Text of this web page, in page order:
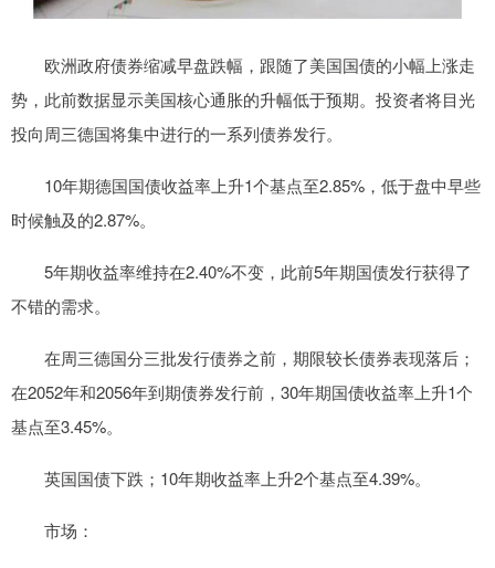
欧洲政府债券缩减早盘跌幅，跟随了美国国债的小幅上涨走
势，此前数据显示美国核心通胀的升幅低于预期。投资者将目光
投向周三德国将集中进行的一系列债券发行。
10年期德国国债收益率上升1个基点至2.85%，低于盘中早些
时候触及的2.87%。
5年期收益率维持在2.40%不变，此前5年期国债发行获得了
不错的需求。
在周三德国分三批发行债券之前，期限较长债券表现落后；
在2052年和2056年到期债券发行前，30年期国债收益率上升1个
基点至3.45%。
英国国债下跌；10年期收益率上升2个基点至4.39%。
市场：